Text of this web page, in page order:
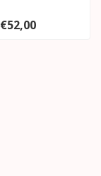
€52,00